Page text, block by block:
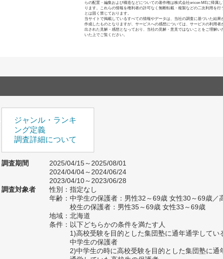
らの配置・編集および構造などについての著作権は株式会社oricon MEに帰属
ります。これらの情報を権利者の許可なく無断転載・複製などの二次利用を行
とは固く禁じております。
当サイトで掲載しているすべての情報やデータは、当社の調査に基づいた結果
作成したものとなりますが、サービスへの感想については、サービスの利用者
出された見解・感想となっており、当社の見解・意見ではないことをご理解い
いた上でご覧ください。
ジャンル・ランキ
ング定義
調査詳細について
調査期間
2025/04/15～2025/08/01
2024/04/04～2024/06/24
2023/04/10～2023/06/28
調査対象者
性別：指定なし
年齢：中学生の保護者：男性32～69歳 女性30～69歳／
校生の保護者：男性35～69歳 女性33～69歳
地域：北海道
条件：以下どちらかの条件を満たす人
1)高校受験を目的とした集団塾に通年通学してい
中学生の保護者
2)中学生の時に高校受験を目的とした集団塾に通